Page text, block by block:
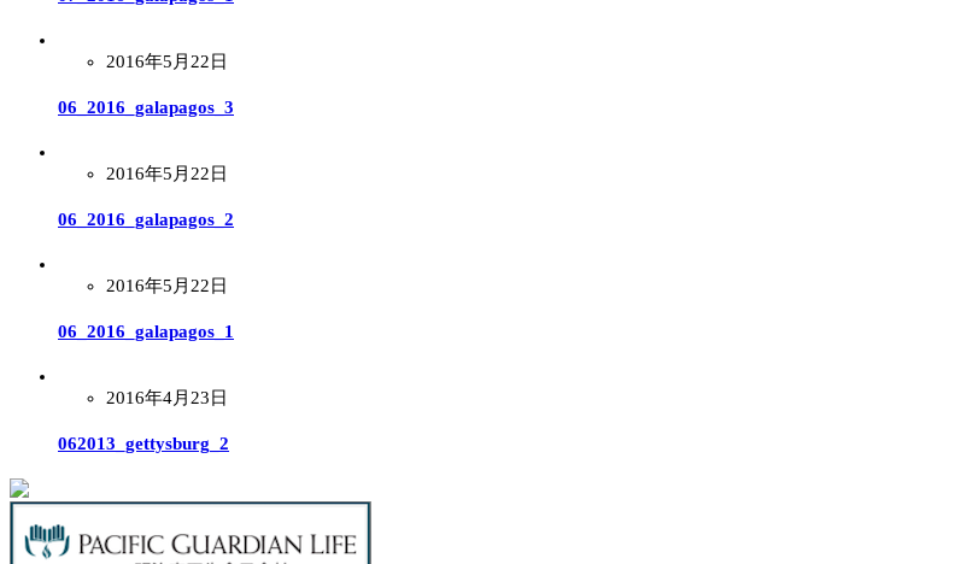
2016年5月22日
06_2016_galapagos_3
2016年5月22日
06_2016_galapagos_2
2016年5月22日
06_2016_galapagos_1
2016年4月23日
062013_gettysburg_2